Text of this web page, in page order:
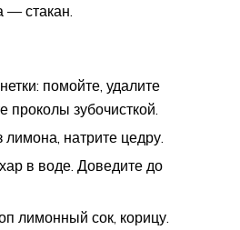
— стакан.
помойте, удалите
проколы зубочисткой.
натрите цедру.
в воде. Доведите до
лимонный сок, корицу.